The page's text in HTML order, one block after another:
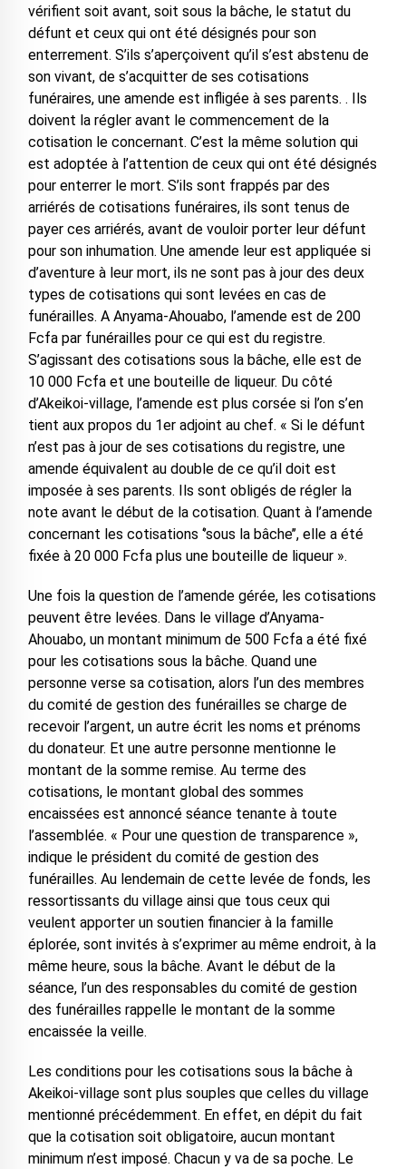
vérifient soit avant, soit sous la bâche, le statut du
défunt et ceux qui ont été désignés pour son
enterrement. S’ils s’aperçoivent qu’il s’est abstenu de
son vivant, de s’acquitter de ses cotisations
funéraires, une amende est infligée à ses parents. . Ils
doivent la régler avant le commencement de la
cotisation le concernant. C’est la même solution qui
est adoptée à l’attention de ceux qui ont été désignés
pour enterrer le mort. S’ils sont frappés par des
arriérés de cotisations funéraires, ils sont tenus de
payer ces arriérés, avant de vouloir porter leur défunt
pour son inhumation. Une amende leur est appliquée si
d’aventure à leur mort, ils ne sont pas à jour des deux
types de cotisations qui sont levées en cas de
funérailles. A Anyama-Ahouabo, l’amende est de 200
Fcfa par funérailles pour ce qui est du registre.
S’agissant des cotisations sous la bâche, elle est de
10 000 Fcfa et une bouteille de liqueur. Du côté
d’Akeikoi-village, l’amende est plus corsée si l’on s’en
tient aux propos du 1er adjoint au chef. « Si le défunt
n’est pas à jour de ses cotisations du registre, une
amende équivalent au double de ce qu’il doit est
imposée à ses parents. Ils sont obligés de régler la
note avant le début de la cotisation. Quant à l’amende
concernant les cotisations ‘’sous la bâche’’, elle a été
fixée à 20 000 Fcfa plus une bouteille de liqueur ».
Une fois la question de l’amende gérée, les cotisations
peuvent être levées. Dans le village d’Anyama-
Ahouabo, un montant minimum de 500 Fcfa a été fixé
pour les cotisations sous la bâche. Quand une
personne verse sa cotisation, alors l’un des membres
du comité de gestion des funérailles se charge de
recevoir l’argent, un autre écrit les noms et prénoms
du donateur. Et une autre personne mentionne le
montant de la somme remise. Au terme des
cotisations, le montant global des sommes
encaissées est annoncé séance tenante à toute
l’assemblée. « Pour une question de transparence »,
indique le président du comité de gestion des
funérailles. Au lendemain de cette levée de fonds, les
ressortissants du village ainsi que tous ceux qui
veulent apporter un soutien financier à la famille
éplorée, sont invités à s’exprimer au même endroit, à la
même heure, sous la bâche. Avant le début de la
séance, l’un des responsables du comité de gestion
des funérailles rappelle le montant de la somme
encaissée la veille.
Les conditions pour les cotisations sous la bâche à
Akeikoi-village sont plus souples que celles du village
mentionné précédemment. En effet, en dépit du fait
que la cotisation soit obligatoire, aucun montant
minimum n’est imposé. Chacun y va de sa poche. Le